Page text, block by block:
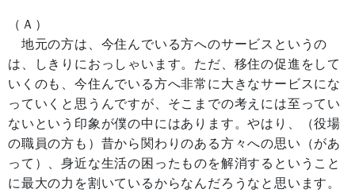
（Ａ）
地元の方は、今住んでいる方へのサービスというの
は、しきりにおっしゃいます。ただ、移住の促進をして
いくのも、今住んでいる方へ非常に大きなサービスにな
っていくと思うんですが、そこまでの考えには至ってい
ないという印象が僕の中にはあります。やはり、（役場
の職員の方も）昔から関わりのある方々への思い（があ
って）、身近な生活の困ったものを解消するということ
に最大の力を割いているからなんだろうなと思います。